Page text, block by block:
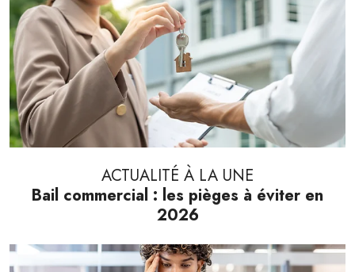
ACTUALITÉ À LA UNE
Bail commercial : les pièges à éviter en
2026